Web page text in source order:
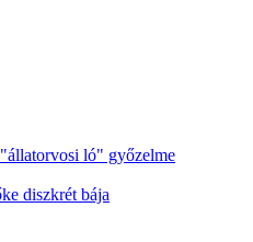
ló" győzelme
diszkrét bája